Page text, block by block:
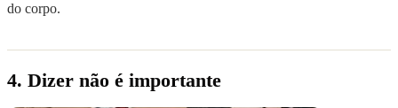
do corpo.
4. Dizer não é importante